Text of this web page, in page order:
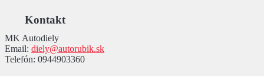
Kontakt
MK Autodiely
Email: diely@autorubik.sk
Telefón: 0944903360